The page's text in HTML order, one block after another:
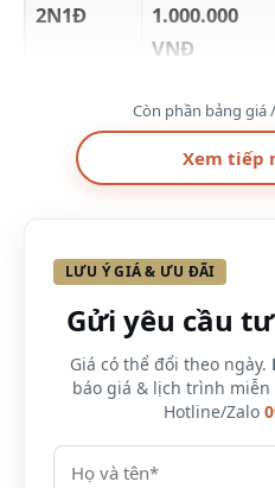
2N1Đ
1.000.000
VNĐ
3N2Đ
1.400.000
Còn phần bảng giá
Xem tiếp
LƯU Ý GIÁ & ƯU ĐÃI
Gửi yêu cầu
Giá có thể đổi theo ngày.
báo giá & lịch trình
Hotline/Zalo